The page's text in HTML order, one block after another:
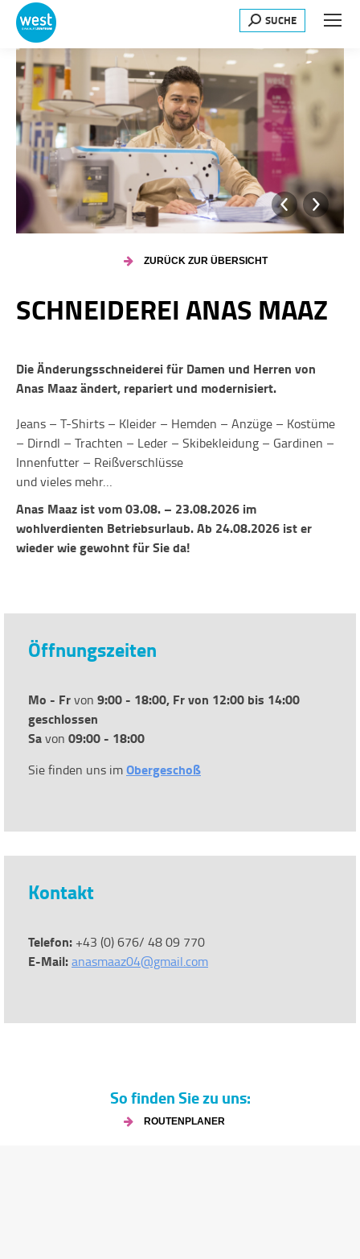
Search:
SUCHE
ZURÜCK ZUR ÜBERSICHT
SCHNEIDEREI ANAS MAAZ
Die Änderungsschneiderei für Damen und Herren von
Anas Maaz ändert, repariert und modernisiert.
Jeans – T-Shirts – Kleider – Hemden – Anzüge – Kostüme
– Dirndl – Trachten – Leder – Skibekleidung – Gardinen –
Innenfutter – Reißverschlüsse
und vieles mehr…
Anas Maaz ist vom 03.08. – 23.08.2026 im
wohlverdienten Betriebsurlaub. Ab 24.08.2026 ist er
wieder wie gewohnt für Sie da!
Öffnungszeiten
Mo - Frvon 9:00 - 18:00, Fr von 12:00 bis 14:00
geschlossen
Savon 09:00 - 18:00
Sie finden uns imObergeschoß
Kontakt
Telefon: +43 (0) 676/ 48 09 770
E-Mail:anasmaaz04@gmail.com
So finden Sie zu uns:
ROUTENPLANER